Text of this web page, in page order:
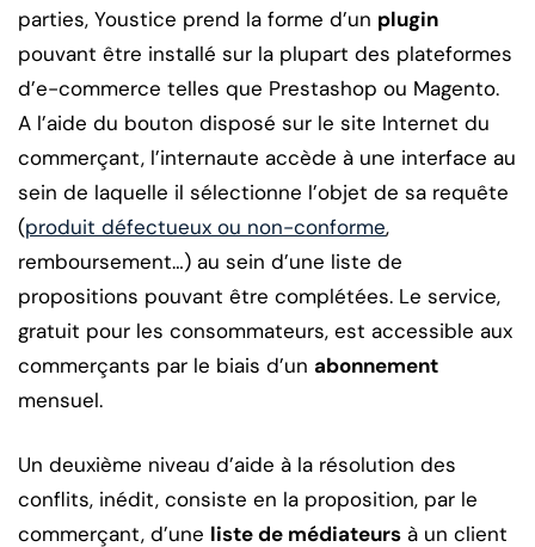
parties, Youstice prend la forme d’un plugin
pouvant être installé sur la plupart des plateformes
d’e-commerce telles que Prestashop ou Magento.
A l’aide du bouton disposé sur le site Internet du
commerçant, l’internaute accède à une interface au
sein de laquelle il sélectionne l’objet de sa requête
(produit défectueux ou non-conforme,
remboursement…) au sein d’une liste de
propositions pouvant être complétées. Le service,
gratuit pour les consommateurs, est accessible aux
commerçants par le biais d’un abonnement
mensuel.
Un deuxième niveau d’aide à la résolution des
conflits, inédit, consiste en la proposition, par le
commerçant, d’une liste de médiateurs à un client